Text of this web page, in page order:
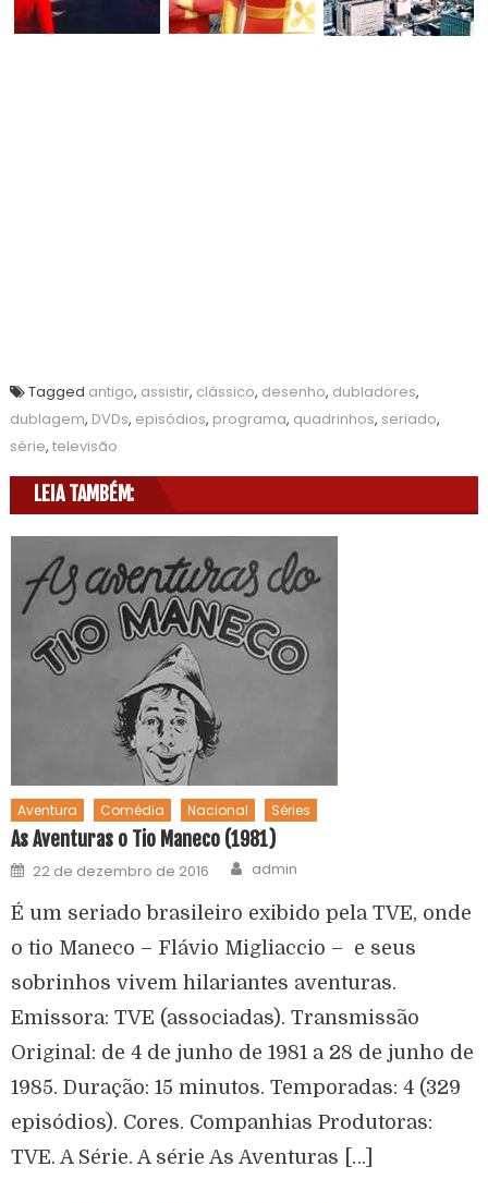
Tagged antigo, assistir, clássico, desenho, dubladores,
dublagem, DVDs, episódios, programa, quadrinhos, seriado,
série, televisão
LEIA TAMBÉM:
Aventura Comédia Nacional Séries
As Aventuras o Tio Maneco (1981)
22 de dezembro de 2016 admin
É um seriado brasileiro exibido pela TVE, onde
o tio Maneco – Flávio Migliaccio – e seus
sobrinhos vivem hilariantes aventuras.
Emissora: TVE (associadas). Transmissão
Original: de 4 de junho de 1981 a 28 de junho de
1985. Duração: 15 minutos. Temporadas: 4 (329
episódios). Cores. Companhias Produtoras:
TVE. A Série. A série As Aventuras […]